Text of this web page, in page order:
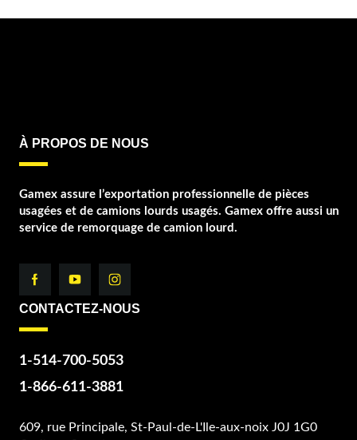
À PROPOS DE NOUS
Gamex assure l’exportation professionnelle de pièces
usagées et de camions lourds usagés. Gamex offre aussi un
service de remorquage de camion lourd.
CONTACTEZ-NOUS
1-514-700-5053
1-866-611-3881
609, rue Principale, St-Paul-de-L'Ile-aux-noix J0J 1G0